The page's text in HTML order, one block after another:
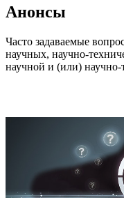
Анонсы
Часто задаваемые
научных, научно-
научной и (или) научно-